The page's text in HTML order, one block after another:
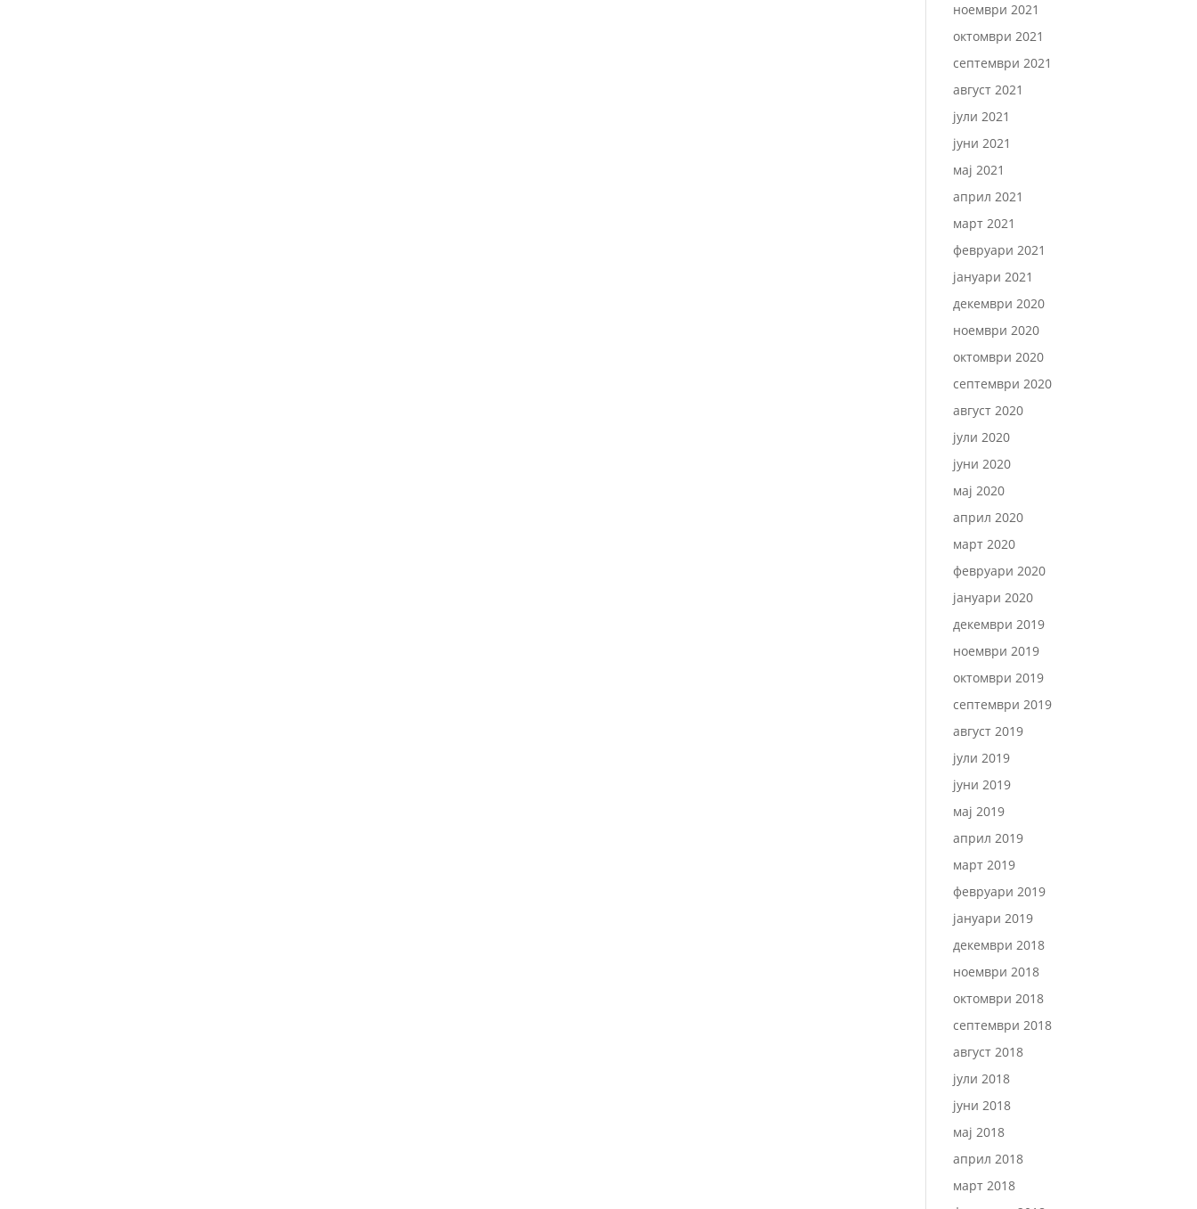
ноември 2021
октомври 2021
септември 2021
август 2021
јули 2021
јуни 2021
мај 2021
април 2021
март 2021
февруари 2021
јануари 2021
декември 2020
ноември 2020
октомври 2020
септември 2020
август 2020
јули 2020
јуни 2020
мај 2020
април 2020
март 2020
февруари 2020
јануари 2020
декември 2019
ноември 2019
октомври 2019
септември 2019
август 2019
јули 2019
јуни 2019
мај 2019
април 2019
март 2019
февруари 2019
јануари 2019
декември 2018
ноември 2018
октомври 2018
септември 2018
август 2018
јули 2018
јуни 2018
мај 2018
април 2018
март 2018